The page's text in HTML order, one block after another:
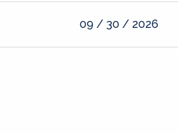
09 / 30 / 2026